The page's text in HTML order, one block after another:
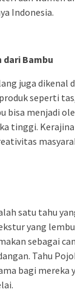
Indonesia.
dari Bambu
juga dikenal
seperti
bisa menjadi
tinggi.
satu tahu
yang
sebagai
Tahu
bagi mereka